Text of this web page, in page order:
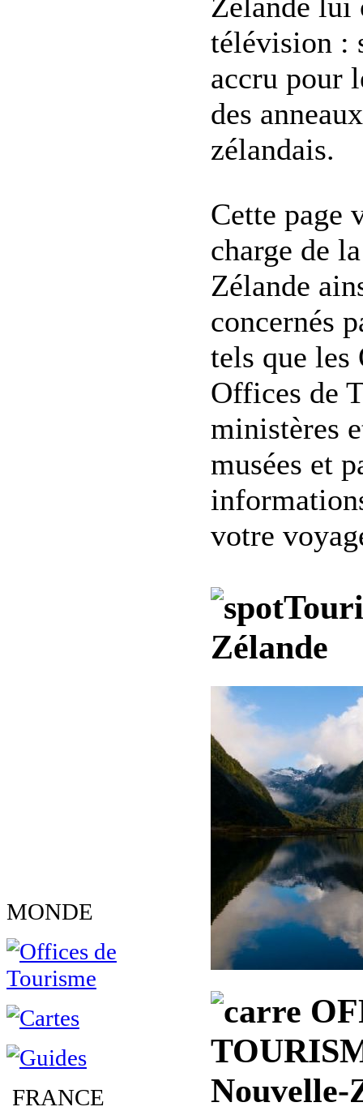
MONDE
FRANCE
télévision :
accru pour
des
zélandais.
Cette page
charge de
Zélande
concernés
tels que
Offices de
ministères
musées et
votre
Zélande
Nouvelle-